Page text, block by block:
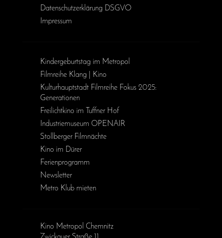
Daten­schutz­erklärung DSGVO
Impressum
Kinder­geburts­tag im Metropol
Filmreihe Klang | Kino
Kulturhauptstadt Filmreihe Fokus 2025:
Generationen
Freilichtkino im Tuffner Hof
Industriemuseum OPENAIR
Stollberger Filmnächte
Kino im Dürer
Ferienprogramm
Newsletter
Metro Klub mieten
Kino Metropol Chemnitz